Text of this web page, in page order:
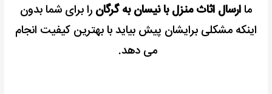
ماارسال اثاث منزل با نیسان به گرگان را برای شما بدون
اینکه مشکلی برایشان پیش بیاید با بهترین کیفیت انجام
می دهد.